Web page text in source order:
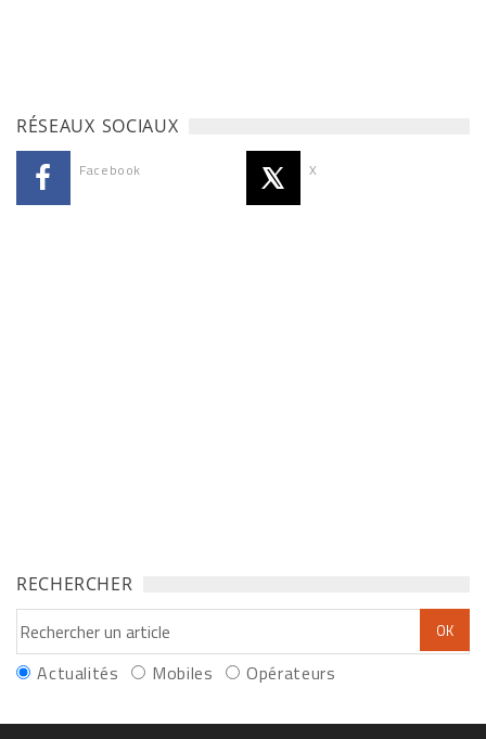
RÉSEAUX SOCIAUX
Facebook X
RECHERCHER
Actualités Mobiles Opérateurs